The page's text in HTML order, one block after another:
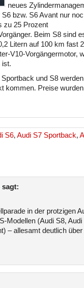
neues
bzw. S6 Avant nur
zu 25 Prozent
Beim S8 sind
Litern auf 100 km fast
V10-Vorgängermotor,
ist.
und S8
kommen. Preise
S6, Audi S7 Sportback,
sagt:
in der protzigen
Modellen (Audi S8, Audi
– allesamt deutlich über